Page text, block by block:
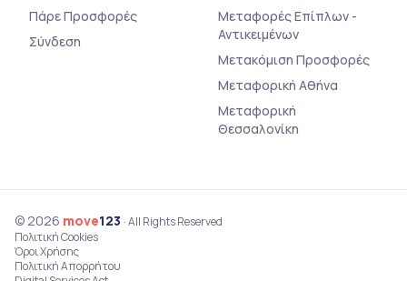
Πάρε Προσφορές
Σύνδεση
Μεταφορές Επίπλων -
Αντικειμένων
Μετακόμιση Προσφορές
Μεταφορική Αθήνα
Μεταφορική
Θεσσαλονίκη
© 2026 move123 · All Rights Reserved
Πολιτική Cookies
Όροι Χρήσης
Πολιτική Απορρήτου